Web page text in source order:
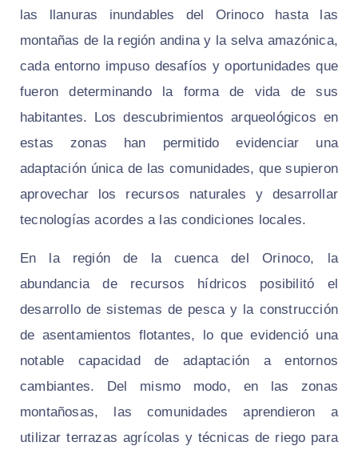
las llanuras inundables del Orinoco hasta las
montañas de la región andina y la selva amazónica,
cada entorno impuso desafíos y oportunidades que
fueron determinando la forma de vida de sus
habitantes. Los descubrimientos arqueológicos en
estas zonas han permitido evidenciar una
adaptación única de las comunidades, que supieron
aprovechar los recursos naturales y desarrollar
tecnologías acordes a las condiciones locales.
En la región de la cuenca del Orinoco, la
abundancia de recursos hídricos posibilitó el
desarrollo de sistemas de pesca y la construcción
de asentamientos flotantes, lo que evidenció una
notable capacidad de adaptación a entornos
cambiantes. Del mismo modo, en las zonas
montañosas, las comunidades aprendieron a
utilizar terrazas agrícolas y técnicas de riego para